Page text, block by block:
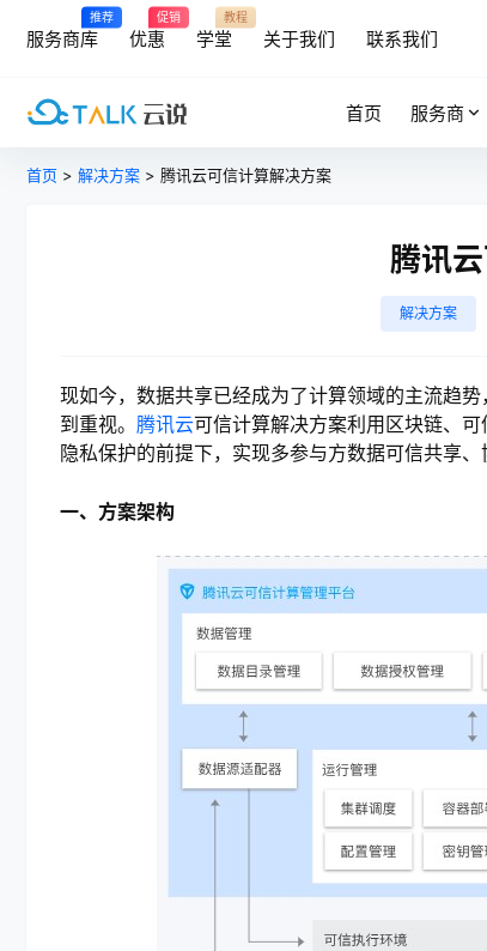
推荐
服务商库
促销
优惠
教程
学堂 关于我们 联系我们
首页 服务商
首页 > 解决方案 > 腾讯云可信计算解决方案
腾讯
解决方案
现如今，数据共享已经成为了计算领域的主流趋
到重视。 腾讯云可信计算解决方案利用区块链、
隐私保护的前提下，实现多参与方数据可信共享、
一、方案架构